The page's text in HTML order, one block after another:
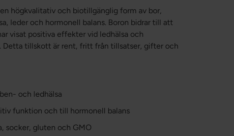
högkvalitativ och biotillgänglig form av bor,
leder och hormonell balans. Boron bidrar till att
visat positiva effekter vid ledhälsa och
tillskott är rent, fritt från tillsatser, gifter och
och ledhälsa
funktion och till hormonell balans
socker, gluten och GMO